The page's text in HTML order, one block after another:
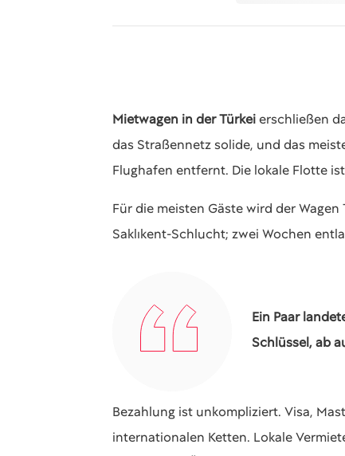
Mietwagen in der Türkeierschließen
das Straßennetz solide, und das
Flughafen entfernt. Die lokale Flotte
Für die meisten Gäste wird der
Saklıkent-Schlucht; zwei Wochen
Ein Paar
Schlüssel, ab
Bezahlung ist unkompliziert. Visa,
internationalen Ketten. Lokale